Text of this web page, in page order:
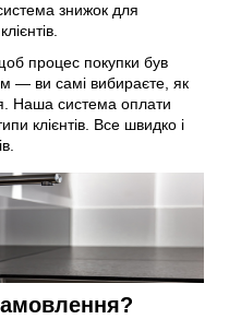
знижок для
процес покупки був
— ви самі вибираєте, як
Наша система оплати
клієнтів. Все швидко і